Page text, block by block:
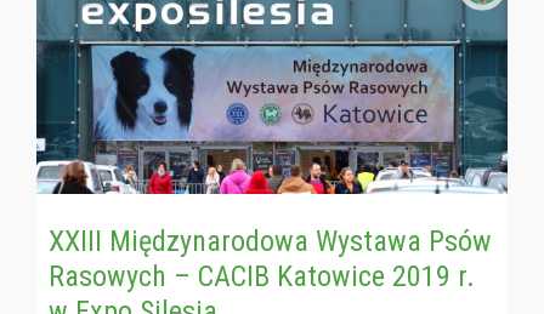
XXIII Międzynarodowa Wystawa Psów
Rasowych – CACIB Katowice 2019 r.